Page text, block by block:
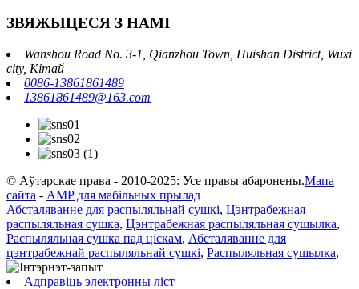
ЗВЯЖЫЦЕСЯ З НАМІ
Wanshou Road No. 3-1, Qianzhou Town, Huishan District, Wuxi
city, Кітай
0086-13861861489
13861861489@163.com
© Аўтарскае права - 2010-2025: Усе правы абаронены.Мапа
сайта - AMP для мабільных прылад
Абсталяванне для распыляльнай сушкі, Цэнтрабежная
распыляльная сушка, Цэнтрабежная распыляльная сушылка,
Распыляльная сушка пад ціскам, Абсталяванне для
цэнтрабежнай распыляльнай сушкі, Распыляльная сушылка,
Адправіць электронны ліст